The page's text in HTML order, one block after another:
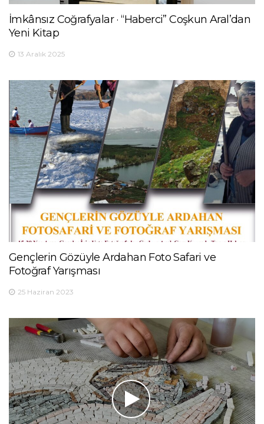
İmkânsız Coğrafyalar · “Haberci” Coşkun Aral’dan
Yeni Kitap
13 Aralık 2025
Gençlerin Gözüyle Ardahan Foto Safari ve
Fotoğraf Yarışması
25 Haziran 2023